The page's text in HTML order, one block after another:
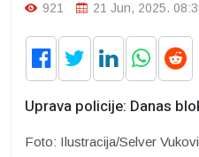
921 21 Jun, 2025.
Uprava policije: Danas
Foto: Ilustracija/Selver